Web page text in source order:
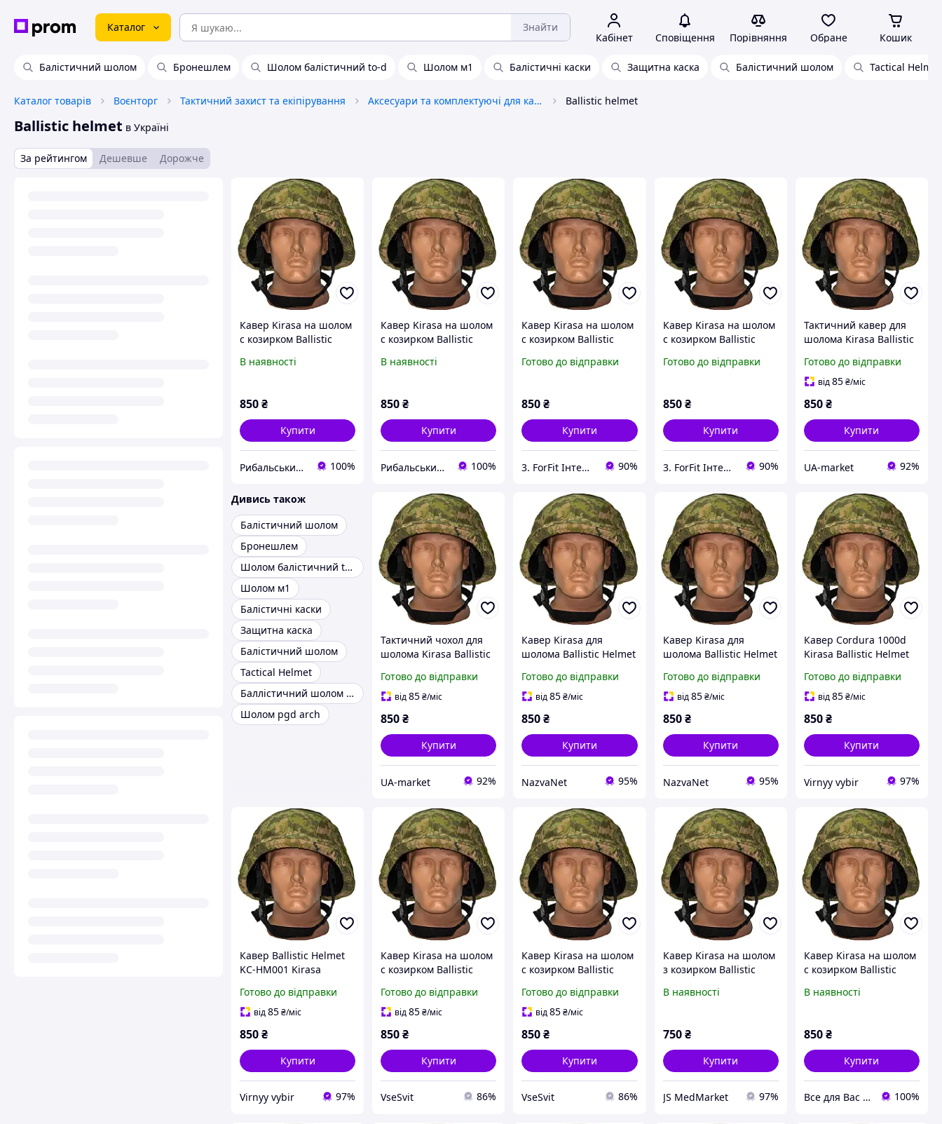
Каталог Знайти
Кабінет Сповіщення Порівняння Обране Кошик
Балістичний шолом Бронешлем Шолом балістичний to-d Шолом м1 Балістичні каски Защитна каска Балістичний шолом Tactical Helmet
Каталог товарів Воєнторг Тактичний захист та екіпірування Аксесуари та комплектуючі для касок та бронежилетів Ballistic helmet
Ballistic helmet в Україні
За рейтингом Дешевше Дорожче
Кавер Kirasa на шолом
с козирком Ballistic
піксель (Арт.KI604)
В наявності
850₴
Купити
Рибальський магазин - Тамбур 100%
Кавер Kirasa на шолом
с козирком Ballistic
HM001мультикам
В наявності
850₴
Купити
Рибальський магазин - Тамбур 100%
Кавер Kirasa на шолом
с козирком Ballistic
піксель (Арт.KI604)
Готово до відправки
850₴
Купити
3. ForFit Інтернет-магазин спортивних товарів 90%
Кавер Kirasa на шолом
с козирком Ballistic
HM001мультикам
Готово до відправки
850 ₴
Купити
3. ForFit Інтернет-магазин спортивних товарів 90%
Тактичний кавер для
шолома Kirasa Ballistic
піксель KI604 з Cordura
1000d для маскування
Готово до відправки
від85₴/міс
850₴
Купити
UA-market 92%
Дивись також
Балістичний шолом
Бронешлем
Шолом балістичний to-d
Шолом м1
Балістичні каски
Защитна каска
Балістичний шолом
Tactical Helmet
Баллістичний шолом без вух
Шолом pgd arch
Тактичний чохол для
шолома Kirasa Ballistic
мультикам з Cordura
1000d розмір S-M
Готово до відправки
від85₴/міс
850₴
Купити
UA-market 92%
Кавер Kirasa для
шолома Ballistic Helmet
Cordura 1000d з
кріпленнями для
Готово до відправки
від85₴/міс
850₴
Купити
NazvaNet 95%
Кавер Kirasa для
шолома Ballistic Helmet
Cordura 1000d розмір
S-M захист та
Готово до відправки
від85 ₴/міс
850 ₴
Купити
NazvaNet 95%
Кавер Cordura 1000d
Kirasa Ballistic Helmet
новий
Готово до відправки
від85₴/міс
850₴
Купити
Virnyy vybir 97%
Кавер Ballistic Helmet
KC-HM001 Kirasa
Cordura 1000d для
шолома
Готово до відправки
від85₴/міс
850₴
Купити
Virnyy vybir 97%
Кавер Kirasa на шолом
с козирком Ballistic
піксель (Арт.KI604)
Готово до відправки
від85₴/міс
850₴
Купити
VseSvit 86%
Кавер Kirasa на шолом
с козирком Ballistic
HM001мультикам
(Арт.KI605)
Готово до відправки
від85₴/міс
850₴
Купити
VseSvit 86%
Кавер Kirasa на шолом
з козирком Ballistic
мультикам (KI605)
В наявності
750 ₴
Купити
JS MedMarket 97%
Кавер Kirasa на шолом
с козирком Ballistic
піксель (Арт.KI604),
В наявності
850₴
Купити
Все для Вас - інтернет магазин товарів для дому, спорту та відпочинку 100%